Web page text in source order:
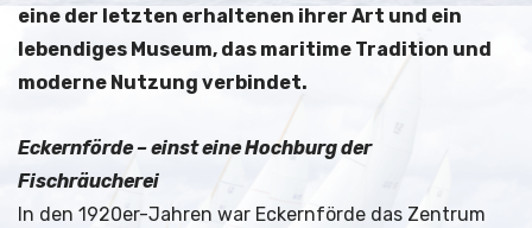
eine der letzten erhaltenen ihrer Art und ein
lebendiges Museum, das maritime Tradition und
moderne Nutzung verbindet.
Eckernförde – einst eine Hochburg der
Fischräucherei
In den 1920er-Jahren war Eckernförde das Zentrum